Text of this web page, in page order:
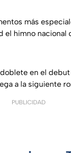
más
himno nacional
en el
a la siguiente
PUBLICIDAD